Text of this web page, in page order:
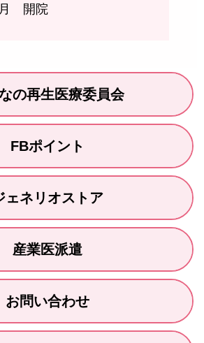
開院
の再生医療委員会
FBポイント
ェネリオストア
産業医派遣
お問い合わせ